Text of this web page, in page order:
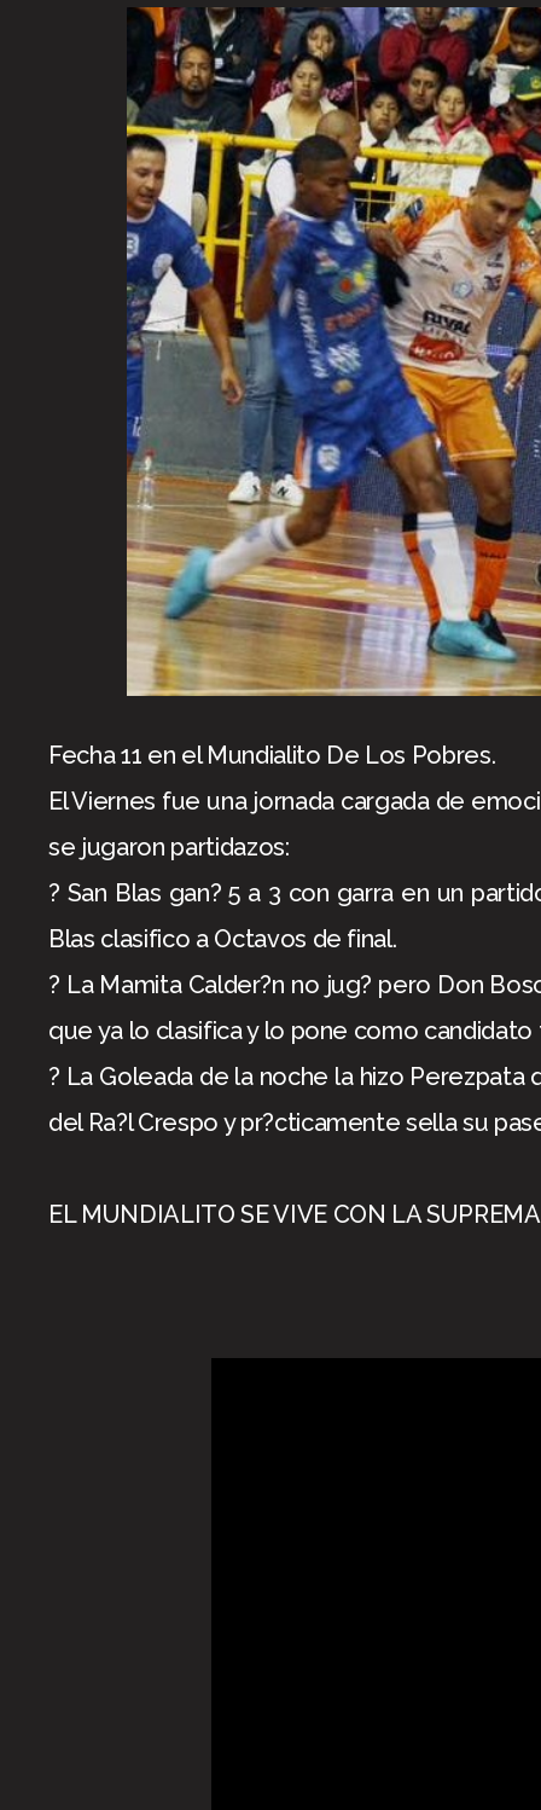
Fecha 11 en el Mundialito De Los Pobres.
El Viernes fue una jornada cargada de
se jugaron partidazos:
? San Blas gan? 5 a 3 con garra en un
Blas clasifico a Octavos de final.
? La Mamita Calder?n no jug? pero Don
que ya lo clasifica y lo pone como candidato
? La Goleada de la noche la hizo
del Ra?l Crespo y pr?cticamente sella su
EL MUNDIALITO SE VIVE CON LA SUPREMA